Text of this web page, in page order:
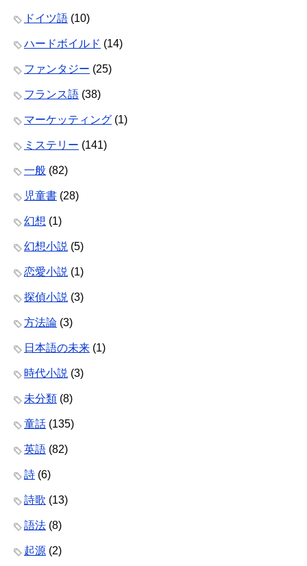
ドイツ語 (10)
ハードボイルド (14)
ファンタジー (25)
フランス語 (38)
マーケッティング (1)
ミステリー (141)
一般 (82)
児童書 (28)
幻想 (1)
幻想小説 (5)
恋愛小説 (1)
探偵小説 (3)
方法論 (3)
日本語の未来 (1)
時代小説 (3)
未分類 (8)
童話 (135)
英語 (82)
詩 (6)
詩歌 (13)
語法 (8)
起源 (2)